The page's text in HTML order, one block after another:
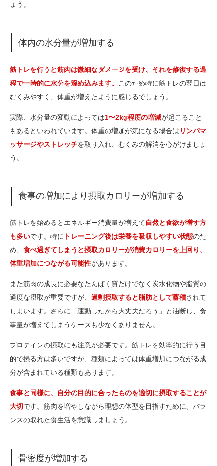
ょう。
体内の水分量が増加する
筋トレを行うと筋肉は微細なダメージを受け、それを修復する過
程で一時的に水分を溜め込みます。
このため特に筋トレの翌日は
むくみやすく、体重が増えたように感じるでしょう。
実際、水分量の変動によっては1〜2kg程度の増減が起こること
もあるといわれています。体重の増加が気になる場合は リンパマ
ッサージやストレッチを取り入れ、むくみの解消を心がけましょ
う。
食事の増加により摂取カロリーが増加する
筋トレを始めるとエネルギー消費量が増えて自然と食欲が増す方
も多いです。特に トレーニング後は栄養を吸収しやすい状態のた
め、 食べ過ぎてしまうと摂取カロリーが消費カロリーを上回り、
体重増加につながる可能性があります。
また筋肉の成長に必要なたんぱく質だけでなく炭水化物や脂質の
適度な摂取が重要ですが、 過剰摂取すると脂肪として蓄積されて
しまいます。さらに「運動したから大丈夫だろう」と油断し、食
事量が増えてしまうケースも少なくありません。
プロテインの摂取にも注意が必要です。筋トレを効率的に行う目
的で摂る方は多いですが、種類によっては体重増加につながる成
分が含まれている種類もあります。
食事と同様に、自分の目的に合ったものを適切に摂取することが
大切です。筋肉を増やしながら理想の体型を目指すために、バラ
ンスの取れた食生活を意識しましょう。
骨密度が増加する